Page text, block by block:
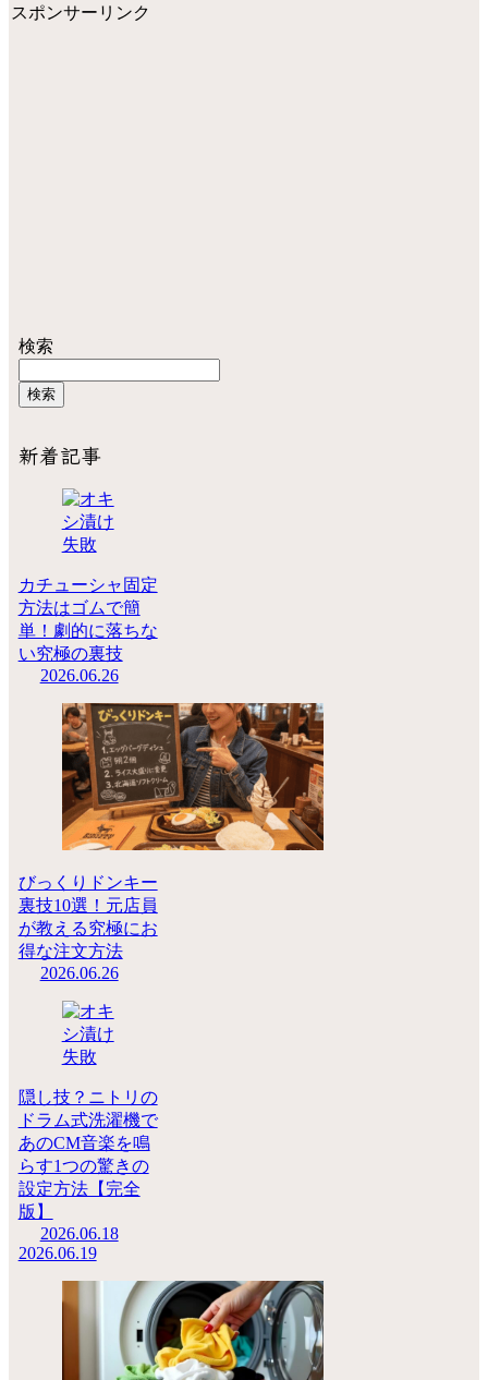
スポンサーリンク
検索
検索
新着記事
カチューシャ固定
方法はゴムで簡
単！劇的に落ちな
い究極の裏技
2026.06.26
びっくりドンキー
裏技10選！元店員
が教える究極にお
得な注文方法
2026.06.26
隠し技？ニトリの
ドラム式洗濯機で
あのCM音楽を鳴
らす1つの驚きの
設定方法【完全
版】
2026.06.18
2026.06.19